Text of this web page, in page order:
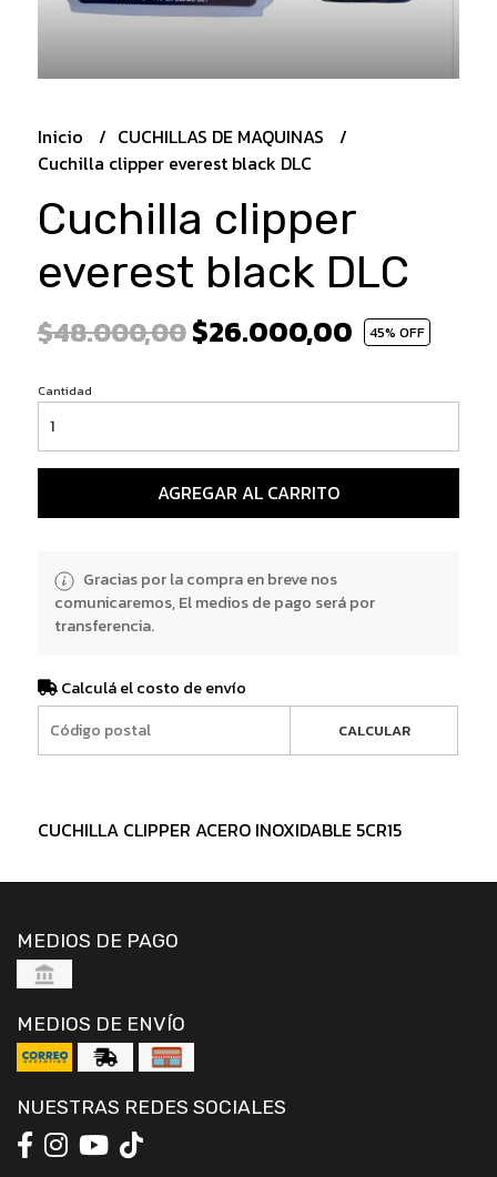
Inicio
CUCHILLAS DE MAQUINAS
Cuchilla clipper everest black DLC
Cuchilla clipper
everest black DLC
$48.000,00$26.000,00 45% OFF
Cantidad
AGREGAR AL CARRITO
Gracias por la compra en breve nos
comunicaremos, El medios de pago será por
transferencia.
Calculá el costo de envío
CALCULAR
CUCHILLA CLIPPER ACERO INOXIDABLE 5CR15
MEDIOS DE PAGO
MEDIOS DE ENVÍO
NUESTRAS REDES SOCIALES